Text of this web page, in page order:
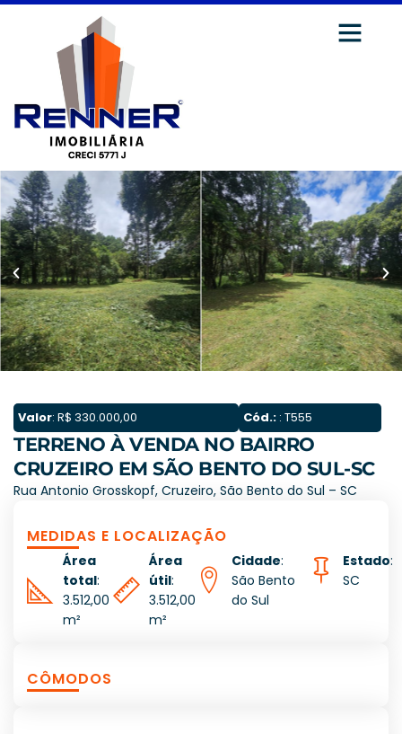
Valor: R$ 330.000,00 Cód.: : T555
TERRENO À VENDA NO BAIRRO
CRUZEIRO EM SÃO BENTO DO SUL-SC
Rua Antonio Grosskopf, Cruzeiro, São Bento do Sul – SC
MEDIDAS E LOCALIZAÇÃO
Área
total:
3.512,00
m²
Área
útil:
3.512,00
m²
Cidade:
São Bento
do Sul
Estado:
SC
CÔMODOS